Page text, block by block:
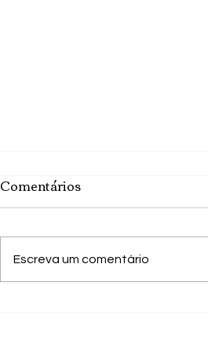
Comentários
Escreva um comentário